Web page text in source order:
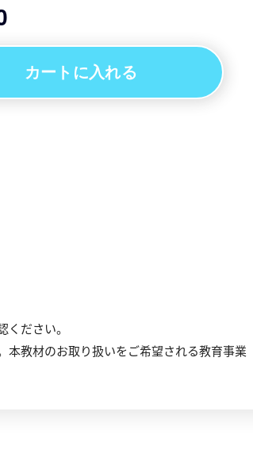
ください。
教材のお取り扱いをご希望される教育事業